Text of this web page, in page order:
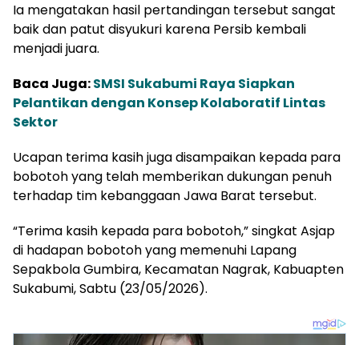
Ia mengatakan hasil pertandingan tersebut sangat
baik dan patut disyukuri karena Persib kembali
menjadi juara.
Baca Juga:SMSI Sukabumi Raya Siapkan
Pelantikan dengan Konsep Kolaboratif Lintas
Sektor
Ucapan terima kasih juga disampaikan kepada para
bobotoh yang telah memberikan dukungan penuh
terhadap tim kebanggaan Jawa Barat tersebut.
“Terima kasih kepada para bobotoh,” singkat Asjap
di hadapan bobotoh yang memenuhi Lapang
Sepakbola Gumbira, Kecamatan Nagrak, Kabuapten
Sukabumi, Sabtu (23/05/2026).